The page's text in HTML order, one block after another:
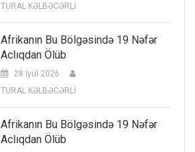
TURAL KƏLBƏCƏRLİ
Afrikanın Bu Bölgəsində 19 Nəfər
Aclıqdan Ölüb
28 İyul 2026
TURAL KƏLBƏCƏRLİ
Afrikanın Bu Bölgəsində 19 Nəfər
Aclıqdan Ölüb